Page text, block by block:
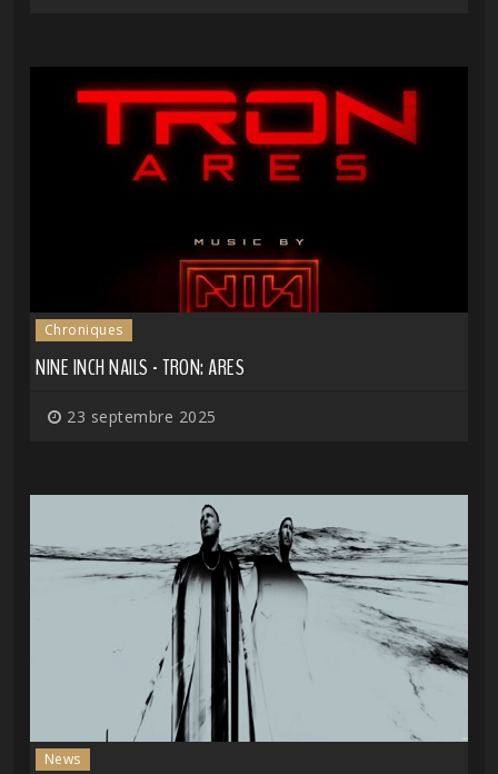
Chroniques
NINE INCH NAILS - TRON: ARES
23 septembre 2025
News